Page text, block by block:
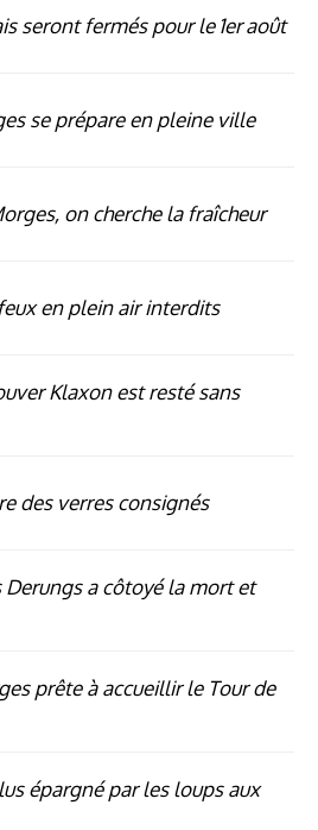
seront fermés pour le 1er août
se prépare en pleine ville
on cherche la fraîcheur
en plein air interdits
Klaxon est resté sans
des verres consignés
Derungs a côtoyé la mort et
prête à accueillir le Tour de
épargné par les loups aux